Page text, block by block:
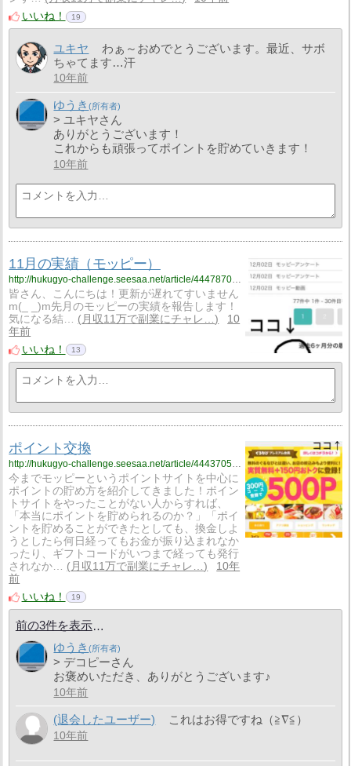
いいね！
19
ユキヤ
わぁ～おめでとうございます。最近、サボ
ちゃてます…汗
10年前
ゆうき
> ユキヤさん
ありがとうございます！
これからも頑張ってポイントを貯めていきます！
10年前
11月の実績（モッピー）
http://hukugyo-challenge.seesaa.net/article/444787027.html
皆さん、こんにちは！更新が遅れてすいません
m(_ _)m先月のモッピーの実績を報告します！
気になる結…
月収11万で副業にチャレ…
10
年前
いいね！
13
ポイント交換
http://hukugyo-challenge.seesaa.net/article/444370544.html
今までモッピーというポイントサイトを中心に
ポイントの貯め方を紹介してきました！ポイン
トサイトをやったことがない人からすれば、
「本当にポイントを貯められるのか？」「ポイ
ントを貯めることができたとしても、換金しよ
うとしたら何日経ってもお金が振り込まれなか
ったり、ギフトコードがいつまで経っても発行
されなか…
月収11万で副業にチャレ…
10年
前
いいね！
19
前の3件を表示
ゆうき
> デコピーさん
お褒めいただき、ありがとうございます♪
10年前
(退会したユーザー) これはお得ですね（≧∇≦）
10年前